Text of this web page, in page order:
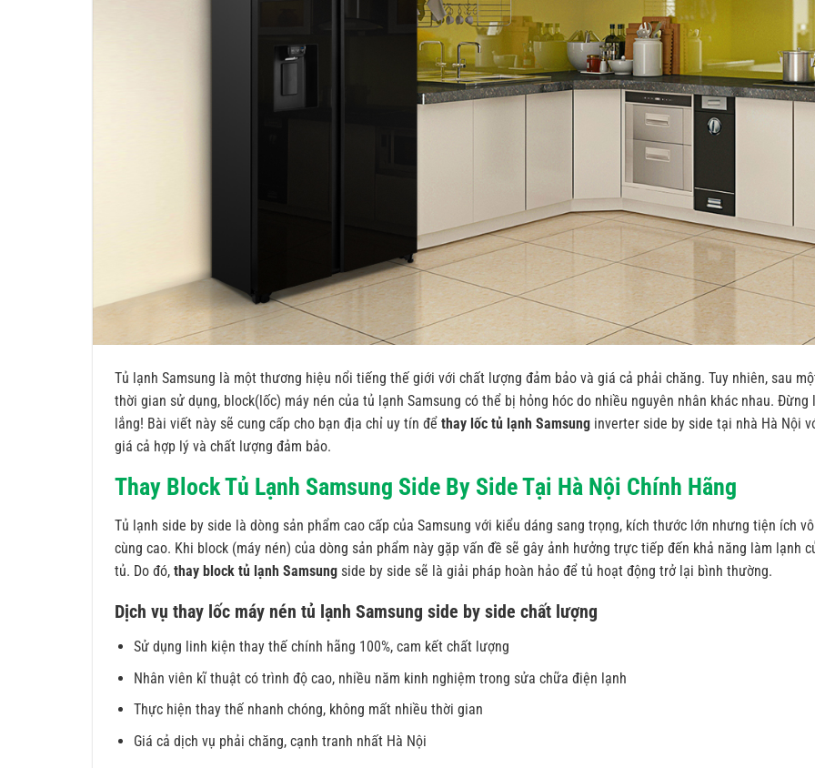
Tủ lạnh Samsung là một thương hiệu nổi tiếng thế giới với chất lượng đảm bảo và giá cả phải chăng. Tuy nhiên, sau
thời gian sử dụng, block(lốc) máy nén của tủ lạnh Samsung có thể bị hỏng hóc do nhiều nguyên nhân khác nhau. Đừng
lắng! Bài viết này sẽ cung cấp cho bạn địa chỉ uy tín để thay lốc tủ lạnh Samsung inverter side by side tại nhà Hà Nội
giá cả hợp lý và chất lượng đảm bảo.
Thay Block Tủ Lạnh Samsung Side By Side Tại Hà Nội Chính Hãng
Tủ lạnh side by side là dòng sản phẩm cao cấp của Samsung với kiểu dáng sang trọng, kích thước lớn nhưng tiện ích vô
cùng cao. Khi block (máy nén) của dòng sản phẩm này gặp vấn đề sẽ gây ảnh hưởng trực tiếp đến khả năng làm lạnh
tủ. Do đó, thay block tủ lạnh Samsung side by side sẽ là giải pháp hoàn hảo để tủ hoạt động trở lại bình thường.
Dịch vụ thay lốc máy nén tủ lạnh Samsung side by side chất lượng
Sử dụng linh kiện thay thế chính hãng 100%, cam kết chất lượng
Nhân viên kĩ thuật có trình độ cao, nhiều năm kinh nghiệm trong sửa chữa điện lạnh
Thực hiện thay thế nhanh chóng, không mất nhiều thời gian
Giá cả dịch vụ phải chăng, cạnh tranh nhất Hà Nội